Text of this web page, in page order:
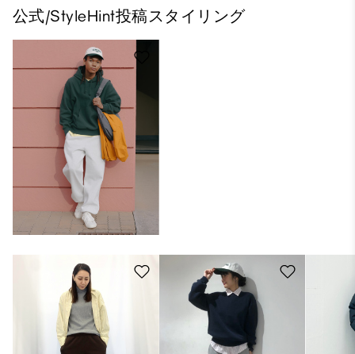
公式/StyleHint投稿スタイリング